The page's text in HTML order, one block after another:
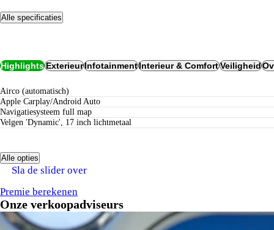
Alle specificaties
HighlightsExterieurInfotainmentInterieur & ComfortVeiligheid
airco (automatisch)
Apple Carplay/Android Auto
navigatiesysteem full map
Velgen 'Dynamic', 17 inch lichtmetaal
Alle opties
Verzekeren bij Century:
tot 5 jaar nieuwwaarderegeling
Premie berekenen
Onze verkoopadviseurs
Sla de slider over